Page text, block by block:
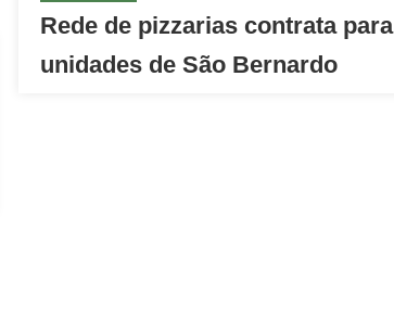
Rede de pizzarias contrata para
unidades de São Bernardo